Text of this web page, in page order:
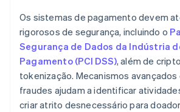
Os sistemas de pagamento devem
rigorosos de segurança, incluindo o
Segurança de Dados da Indústria
Pagamento (PCI DSS), além de
tokenização. Mecanismos
fraudes ajudam a identificar
criar atrito desnecessário para